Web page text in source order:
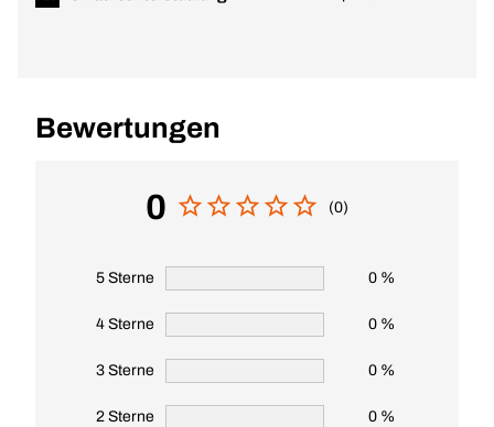
Bewertungen
0 (0)
5 Sterne 0 %
4 Sterne 0 %
3 Sterne 0 %
2 Sterne 0 %